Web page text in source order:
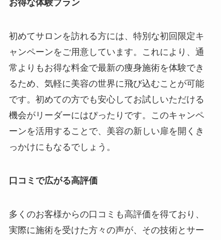
お得な体験プラン
初めてサロンを訪れる方には、特別な初回限定キ
ャンペーンをご用意しています。これにより、通
常よりもお得な料金で最新の痩身施術を体験でき
るため、気軽に美容の世界に飛び込むことが可能
です。初めての方でも安心してお試しいただける
機会がリーダーにはぴったりです。このキャンペ
ーンを活用することで、美容の新しい扉を開くき
っかけにもなるでしょう。
口コミで広がる高評価
多くのお客様からの口コミも高評価を得ており、
実際に施術を受けた方々の声が、その技術とサー